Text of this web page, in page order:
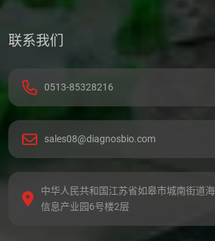
联系我们
0513-85328216
sales08@diagnosbio.com
中华人民共和国江苏省如皋市城南街道
信息产业园6号楼2层